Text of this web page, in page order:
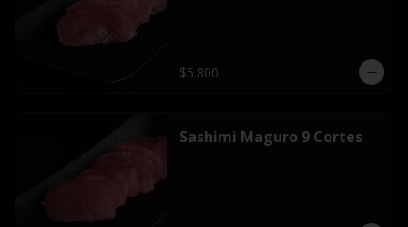
$5.800
Sashimi Maguro 9 Cortes